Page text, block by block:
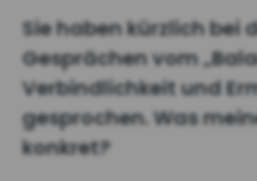
Sie haben kürzlich bei
Gesprächen vom
Verbindlichkeit und
gesprochen. Was
konkret?